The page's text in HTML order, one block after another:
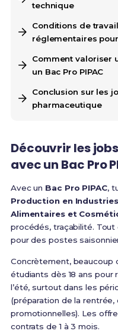
technique
Conditions de
réglementaires
Comment valoriser
un Bac Pro PIPAC
Conclusion sur les
pharmaceutique
Découvrir les
avec un Bac Pro
Avec un Bac Pro PIPAC,
Production en
Alimentaires et
procédés, traçabilité.
pour des postes
Concrètement, beaucoup
étudiants dès 18 ans
l’été, surtout dans les
(préparation de la
promotionnelles). Les
contrats de 1 à 3 mois.